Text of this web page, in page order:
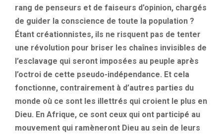
rang de penseurs et de faiseurs d’opinion, chargés
de guider la conscience de toute la population ?
Étant créationnistes, ils ne risquent pas de tenter
une révolution pour briser les chaînes invisibles de
l’esclavage qui seront imposées au peuple après
l’octroi de cette pseudo-indépendance. Et cela
fonctionne, contrairement à d’autres parties du
monde où ce sont les illettrés qui croient le plus en
Dieu. En Afrique, ce sont ceux qui ont participé au
mouvement qui ramèneront Dieu au sein de leurs